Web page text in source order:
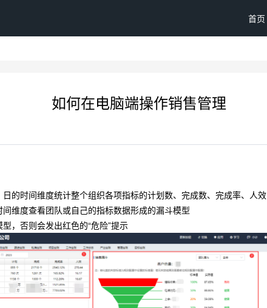
首页
如何在电脑端操作销售管理
的时间维度统计整个组织各项指标的计划数、完成数、完成率、人效
维度查看团队或自己的指标数据形成的漏斗模型
，否则会发出红色的“危险”提示